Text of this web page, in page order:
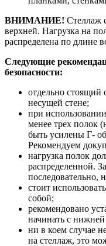
ВНИМАНИЕ! Стеллаж
верхней. Нагрузка на
распределена по длине
Следующие
безопасности:
отдельно стоящий
несущей стене;
при
менее трех полок
быть усилены Г-
Рекомендуем
нагрузка полок
распределенной.
последовательно,
стоит
собой;
рекомендовано
начинать с
ни в коем случае
на стеллаж, это